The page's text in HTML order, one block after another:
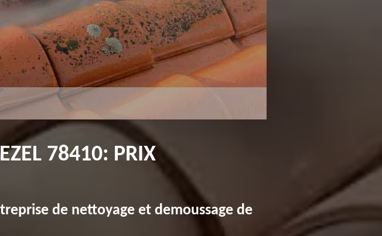
78410: PRIX
de nettoyage et demoussage de